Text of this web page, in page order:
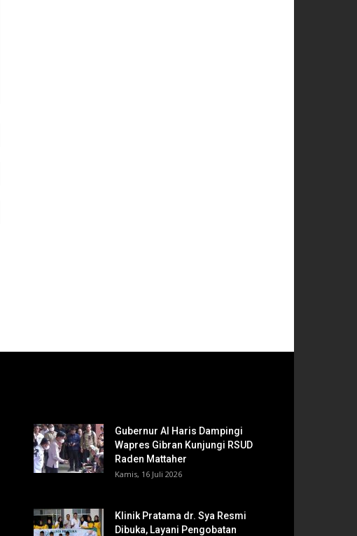
Gubernur Al Haris Dampingi
Wapres Gibran Kunjungi RSUD
Raden Mattaher
Kamis, 16 Juli 2026
Klinik Pratama dr. Sya Resmi
Dibuka, Layani Pengobatan